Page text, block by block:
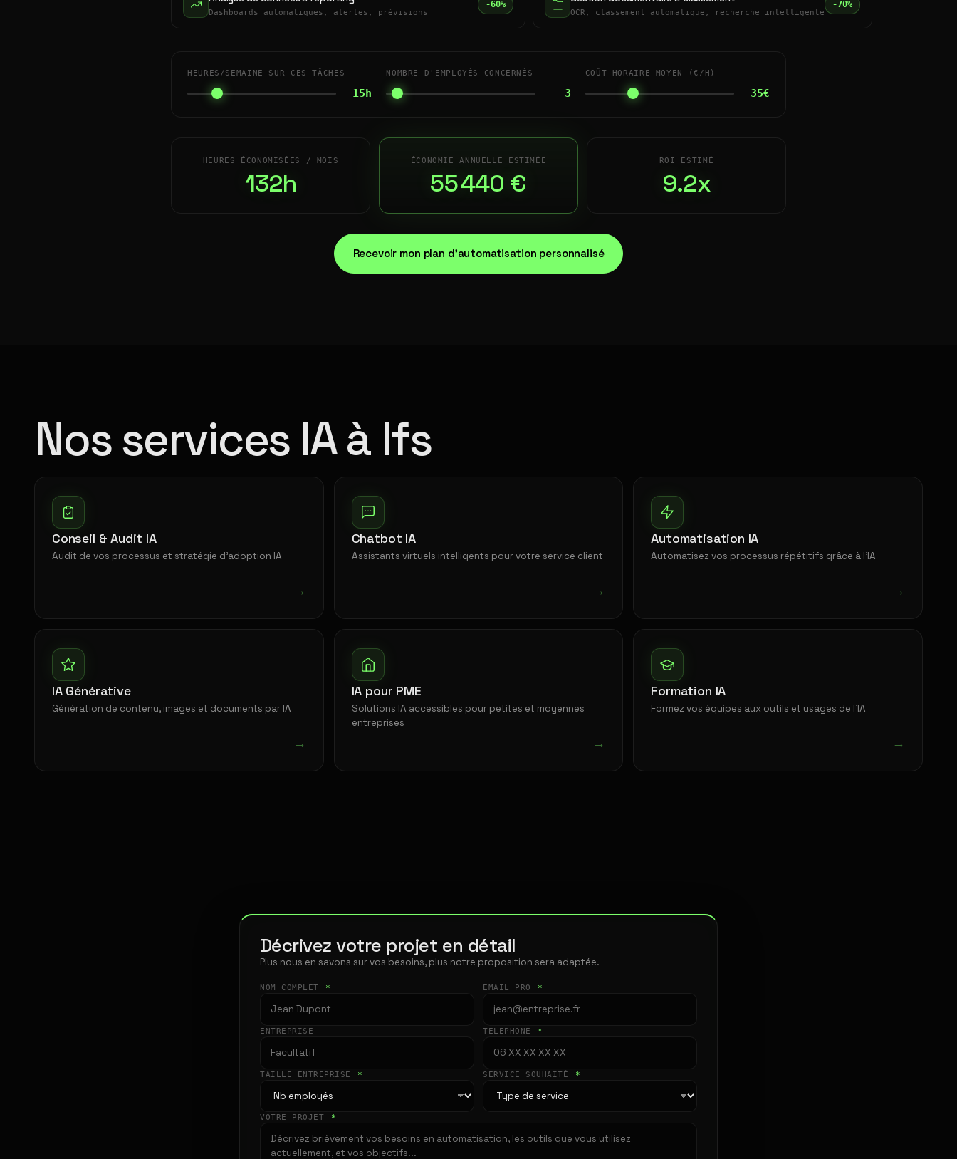
Dashboards automatiques, alertes, prévisions
-60%
OCR, classement automatique, recherche intelligente
-70%
HEURES/SEMAINE SUR CES TÂCHES
15h
NOMBRE D'EMPLOYÉS CONCERNÉS
3
COÛT HORAIRE MOYEN (€/H)
35€
HEURES ÉCONOMISÉES / MOIS
132h
ÉCONOMIE ANNUELLE ESTIMÉE
55 440 €
ROI ESTIMÉ
9.2x
Recevoir mon plan d'automatisation personnalisé
Nos services IA à Ifs
Conseil & Audit IA
Audit de vos processus et stratégie d'adoption IA
→
Chatbot IA
Assistants virtuels intelligents pour votre service client
→
Automatisation IA
Automatisez vos processus répétitifs grâce à l'IA
→
IA Générative
Génération de contenu, images et documents par IA
→
IA pour PME
Solutions IA accessibles pour petites et moyennes
entreprises
→
Formation IA
Formez vos équipes aux outils et usages de l'IA
→
Décrivez votre projet en détail
Plus nous en savons sur vos besoins, plus notre proposition sera adaptée.
NOM COMPLET * EMAIL PRO *
ENTREPRISE TÉLÉPHONE *
TAILLE ENTREPRISE * SERVICE SOUHAITÉ *
VOTRE PROJET *